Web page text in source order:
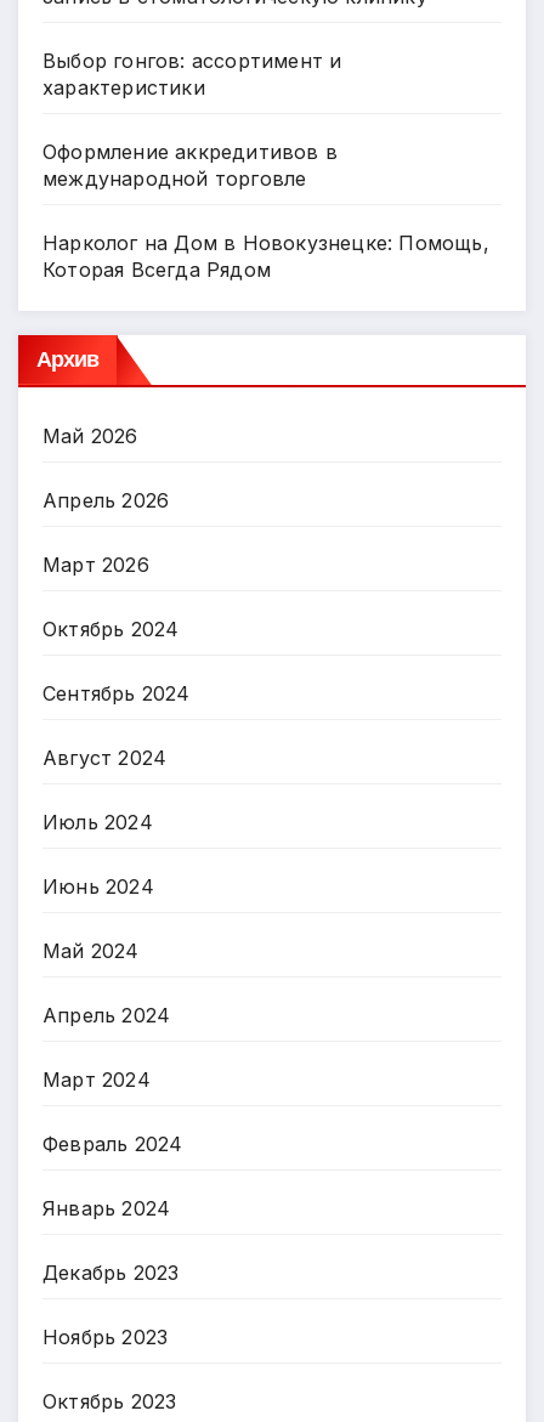
Выбор гонгов: ассортимент и
характеристики
Оформление аккредитивов в
международной торговле
Нарколог на Дом в Новокузнецке: Помощь,
Которая Всегда Рядом
Архив
Май 2026
Апрель 2026
Март 2026
Октябрь 2024
Сентябрь 2024
Август 2024
Июль 2024
Июнь 2024
Май 2024
Апрель 2024
Март 2024
Февраль 2024
Январь 2024
Декабрь 2023
Ноябрь 2023
Октябрь 2023